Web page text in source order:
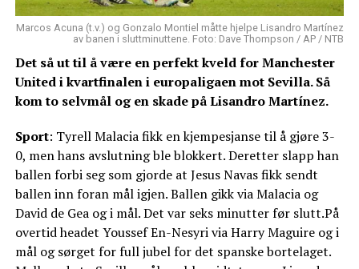
Marcos Acuna (t.v.) og Gonzalo Montiel måtte hjelpe Lisandro Martínez
av banen i sluttminuttene. Foto: Dave Thompson / AP / NTB
Det så ut til å være en perfekt kveld for Manchester
United i kvartfinalen i europaligaen mot Sevilla. Så
kom to selvmål og en skade på Lisandro Martínez.
Sport: Tyrell Malacia fikk en kjempesjanse til å gjøre 3-
0, men hans avslutning ble blokkert. Deretter slapp han
ballen forbi seg som gjorde at Jesus Navas fikk sendt
ballen inn foran mål igjen. Ballen gikk via Malacia og
David de Gea og i mål. Det var seks minutter før slutt.På
overtid headet Youssef En-Nesyri via Harry Maguire og i
mål og sørget for full jubel for det spanske bortelaget.